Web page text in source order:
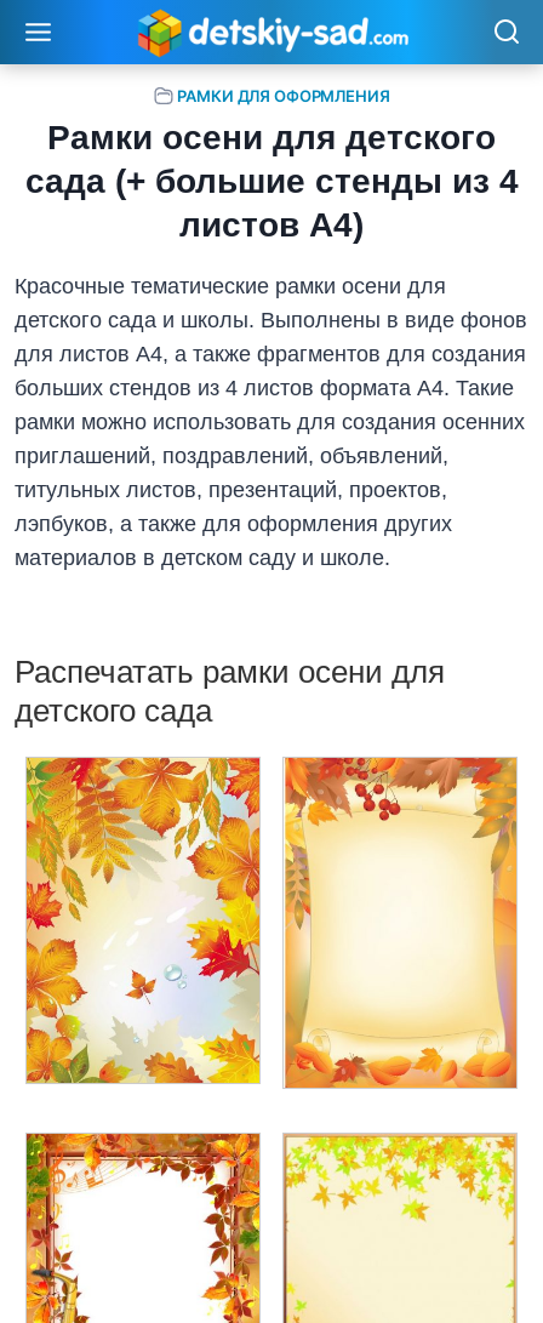
РАМКИ ДЛЯ ОФОРМЛЕНИЯ
Рамки осени для детского
сада (+ большие стенды из 4
листов А4)
Красочные тематические рамки осени для
детского сада и школы. Выполнены в виде фонов
для листов А4, а также фрагментов для создания
больших стендов из 4 листов формата А4. Такие
рамки можно использовать для создания осенних
приглашений, поздравлений, объявлений,
титульных листов, презентаций, проектов,
лэпбуков, а также для оформления других
материалов в детском саду и школе.
Распечатать рамки осени для
детского сада